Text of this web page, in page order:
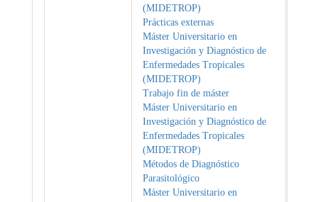
(MIDETROP)
Prácticas externas
Máster Universitario en
Investigación y Diagnóstico de
Enfermedades Tropicales
(MIDETROP)
Trabajo fin de máster
Máster Universitario en
Investigación y Diagnóstico de
Enfermedades Tropicales
(MIDETROP)
Métodos de Diagnóstico
Parasitológico
Máster Universitario en